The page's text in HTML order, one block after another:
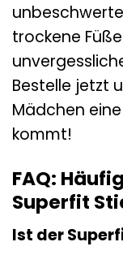
trockene
Bestelle jetzt
Mädchen
kommt!
FAQ:
Superfit
Ist der